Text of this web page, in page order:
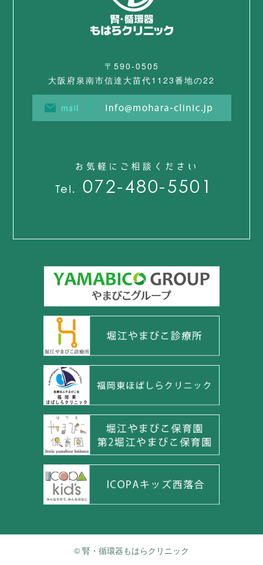
〒590-0505
大阪府泉南市信達大苗代1123番地の22
© 腎・循環器もはらクリニック